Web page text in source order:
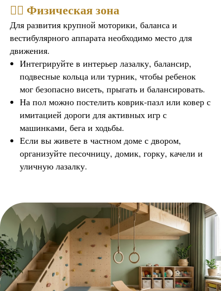
🤸‍♀️ Физическая зона
Для развития крупной моторики, баланса и
вестибулярного аппарата необходимо место для
движения.
Интегрируйте в интерьер лазалку, балансир,
подвесные кольца или турник, чтобы ребенок
мог безопасно висеть, прыгать и балансировать.
На пол можно постелить коврик-пазл или ковер с
имитацией дороги для активных игр с
машинками, бега и ходьбы.
Если вы живете в частном доме с двором,
организуйте песочницу, домик, горку, качели и
уличную лазалку.